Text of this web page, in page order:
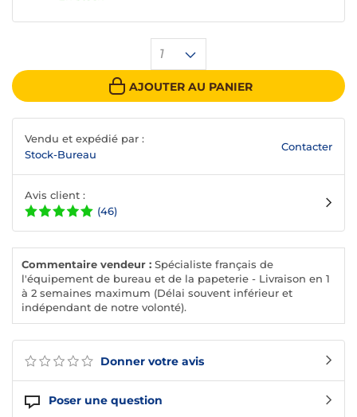
Donner votre avis
Poser une question
1
AJOUTER AU PANIER
Vendu et expédié par :
Stock-Bureau
Contacter
Avis client :
(46)
Commentaire vendeur : Spécialiste français de
l'équipement de bureau et de la papeterie - Livraison en 1
à 2 semaines maximum (Délai souvent inférieur et
indépendant de notre volonté).